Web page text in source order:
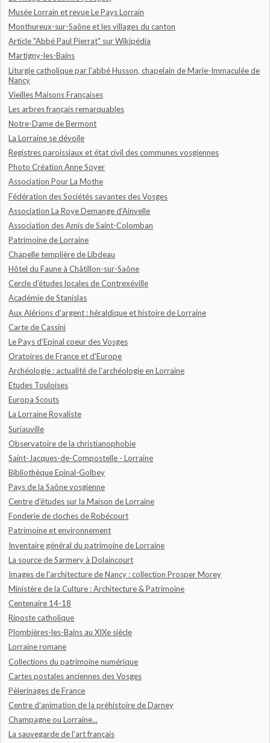
Musée Lorrain et revue Le Pays Lorrain
Monthureux-sur-Saône et les villages du canton
Article "Abbé Paul Pierrat" sur Wikipédia
Martigny-les-Bains
Liturgie catholique par l'abbé Husson, chapelain de Marie-Immaculée de
Nancy
Vieilles Maisons Françaises
Les arbres français remarquables
Notre-Dame de Bermont
La Lorraine se dévoile
Registres paroissiaux et état civil des communes vosgiennes
Photo Création Anne Soyer
Association Pour La Mothe
Fédération des Sociétés savantes des Vosges
Association La Roye Demange d'Ainvelle
Association des Amis de Saint-Colomban
Patrimoine de Lorraine
Chapelle templière de Libdeau
Hôtel du Faune à Châtillon-sur-Saône
Cercle d'études locales de Contrexéville
Académie de Stanislas
Aux Alérions d'argent : héraldique et histoire de Lorraine
Carte de Cassini
Le Pays d'Epinal coeur des Vosges
Oratoires de France et d'Europe
Archéologie : actualité de l'archéologie en Lorraine
Etudes Touloises
Europa Scouts
La Lorraine Royaliste
Suriauville
Observatoire de la christianophobie
Saint-Jacques-de-Compostelle - Lorraine
Bibliothèque Epinal-Golbey
Pays de la Saône vosgienne
Centre d'études sur la Maison de Lorraine
Fonderie de cloches de Robécourt
Patrimoine et environnement
Inventaire général du patrimoine de Lorraine
La source de Sarmery à Dolaincourt
Images de l'architecture de Nancy : collection Prosper Morey
Ministère de la Culture : Architecture & Patrimoine
Centenaire 14-18
Riposte catholique
Plombières-les-Bains au XIXe siècle
Lorraine romane
Collections du patrimoine numérique
Cartes postales anciennes des Vosges
Pèlerinages de France
Centre d'animation de la préhistoire de Darney
Champagne ou Lorraine...
La sauvegarde de l'art français